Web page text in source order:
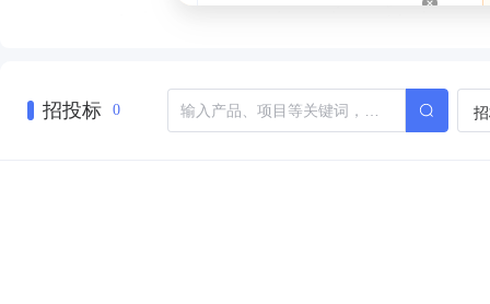
招投标 0